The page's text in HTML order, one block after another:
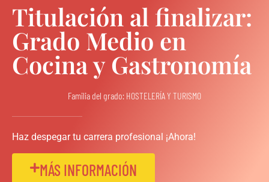
Titulación al finalizar:
Grado Medio en
Cocina y Gastronomía
Familia del grado: HOSTELERÍA Y TURISMO
Haz despegar tu carrera profesional ¡Ahora!
MÁS INFORMACIÓN